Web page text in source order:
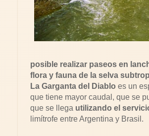
posible realizar paseos en
flora y fauna de la selva
La Garganta del Diablo es un
que tiene mayor caudal, que se
que se llega utilizando el
limítrofe entre Argentina y Brasil.